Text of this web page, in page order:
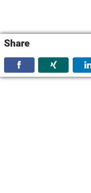
Share